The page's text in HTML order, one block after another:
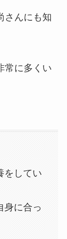
さんにも知
常に多くい
をしてい
身に合っ